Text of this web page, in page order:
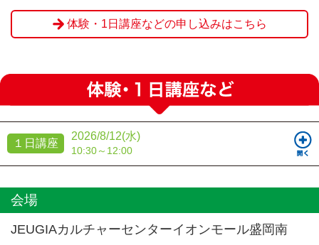
体験・1日講座などの申し込みはこちら
１日講座
2026/8/12(水)
10:30～12:00
会場
JEUGIAカルチャーセンターイオンモール盛岡南